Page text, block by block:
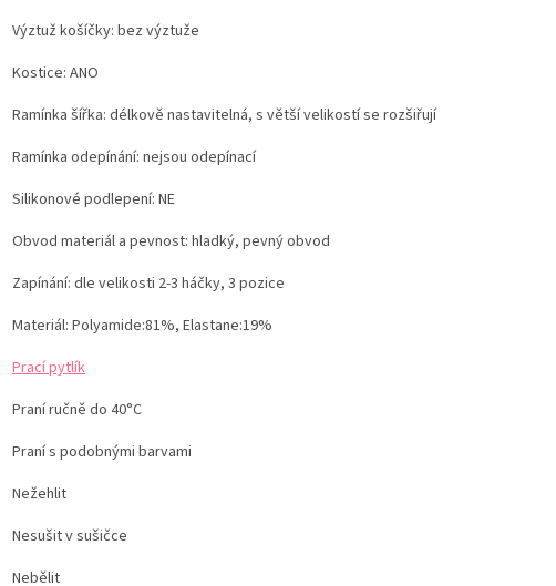
Výztuž košíčky: bez výztuže
Kostice: ANO
Ramínka šířka: délkově nastavitelná, s větší velikostí se rozšiřují
Ramínka odepínání: nejsou odepínací
Silikonové podlepení: NE
Obvod materiál a pevnost: hladký, pevný obvod
Zapínání: dle velikosti 2-3 háčky, 3 pozice
Materiál: Polyamide:81%, Elastane:19%
Prací pytlík
Praní ručně do 40°C
Praní s podobnými barvami
Nežehlit
Nesušit v sušičce
Nebělit